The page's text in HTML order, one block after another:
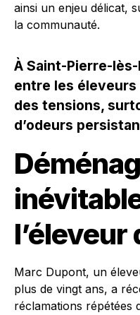
ainsi un enjeu délicat,
la communauté.
À Saint-Pierre-
entre les
des tensions,
d’odeurs
Marc Dupont, un
plus de vingt ans, a
réclamations répétées